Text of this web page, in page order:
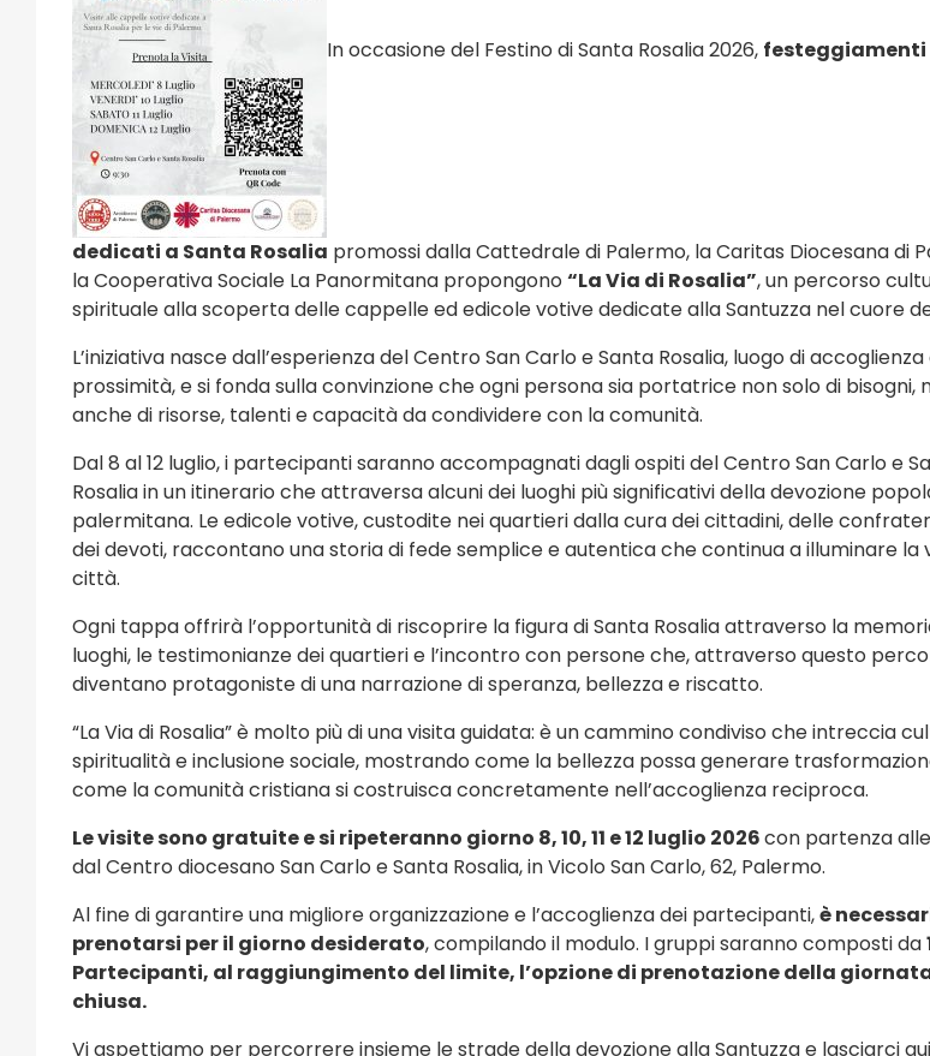
In occasione del Festino di Santa Rosalia 2026, festeggiamenti
dedicati a Santa Rosalia promossi dalla Cattedrale di Palermo, la Caritas Diocesana di
la Cooperativa Sociale La Panormitana propongono “La Via di Rosalia”, un percorso
spirituale alla scoperta delle cappelle ed edicole votive dedicate alla Santuzza nel cuore
L’iniziativa nasce dall’esperienza del Centro San Carlo e Santa Rosalia, luogo di accoglienza
prossimità, e si fonda sulla convinzione che ogni persona sia portatrice non solo di bisogni,
anche di risorse, talenti e capacità da condividere con la comunità.
Dal 8 al 12 luglio, i partecipanti saranno accompagnati dagli ospiti del Centro San Carlo e
Rosalia in un itinerario che attraversa alcuni dei luoghi più significativi della devozione
palermitana. Le edicole votive, custodite nei quartieri dalla cura dei cittadini, delle
dei devoti, raccontano una storia di fede semplice e autentica che continua a illuminare la
città.
Ogni tappa offrirà l’opportunità di riscoprire la figura di Santa Rosalia attraverso la
luoghi, le testimonianze dei quartieri e l’incontro con persone che, attraverso questo
diventano protagoniste di una narrazione di speranza, bellezza e riscatto.
“La Via di Rosalia” è molto più di una visita guidata: è un cammino condiviso che intreccia
spiritualità e inclusione sociale, mostrando come la bellezza possa generare
come la comunità cristiana si costruisca concretamente nell’accoglienza reciproca.
Le visite sono gratuite e si ripeteranno giorno 8, 10, 11 e 12 luglio 2026con partenza
dal Centro diocesano San Carlo e Santa Rosalia, in Vicolo San Carlo, 62, Palermo.
Al fine di garantire una migliore organizzazione e l’accoglienza dei partecipanti,è
prenotarsi per il giorno desiderato, compilando il modulo. I gruppi saranno composti da
Partecipanti, al raggiungimento del limite, l’opzione di prenotazione della
chiusa.
Vi aspettiamo per percorrere insieme le strade della devozione alla Santuzza e lasciarci
e Sagre Eventi Religiosi
4 eventi
Viaggi e
143